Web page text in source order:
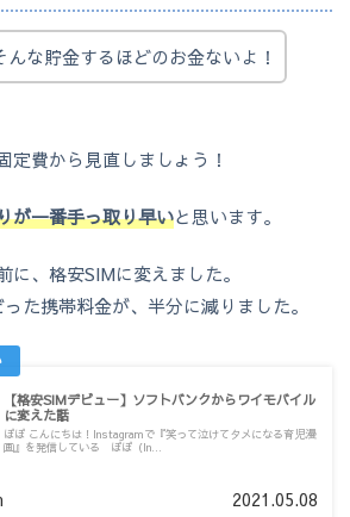
んな貯金するほどのお金ないよ！
定費から見直しましょう！
が一番手っ取り早いと思います。
、格安SIMに変えました。
た携帯料金が、半分に減りました。
【格安SIMデビュー】ソフトバンクからワイモバイル
に変えた話
ぽぽ こんにちは！Instagramで『笑って泣けてタメになる育児漫
画』を発信している ぽぽ（In...
2021.05.08